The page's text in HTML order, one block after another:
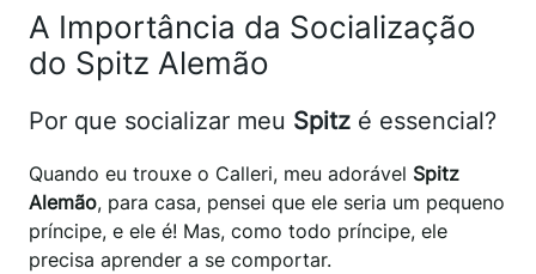
A Importância da Socialização
do Spitz Alemão
Por que socializar meu Spitz é essencial?
Quando eu trouxe o Calleri, meu adorável Spitz
Alemão, para casa, pensei que ele seria um pequeno
príncipe, e ele é! Mas, como todo príncipe, ele
precisa aprender a se comportar.